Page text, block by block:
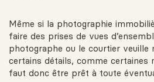
Même si la photographie
faire des prises de vues
photographe ou le courtier veuille
certains détails, comme certaines
faut donc être prêt à toute